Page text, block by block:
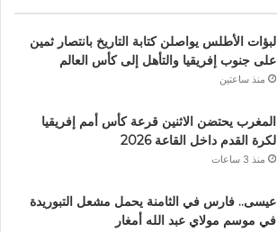
لبؤات الأطلس يواصلن كتابة التاريخ بانتصار ثمين
على جنوب إفريقيا والتأهل إلى كأس العالم
منذ ساعتين
المغرب يحتضن الاثنين قرعة كأس أمم إفريقيا
لكرة القدم داخل القاعة 2026
منذ 3 ساعات
عيسى.. فارس في الثامنة يحمل مشعل التبوريدة
في موسم مولاي عبد الله أمغار